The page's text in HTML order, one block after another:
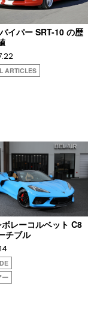
イパー SRT-10 の歴
ARTICLES
レーコルベット C8
チブル
ー